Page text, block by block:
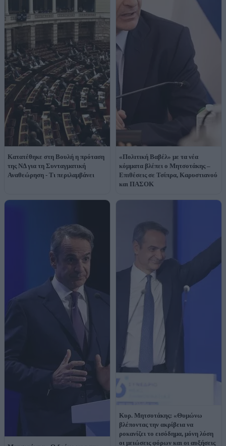
Κατατέθηκε στη Βουλή η πρόταση
της ΝΔ για τη Συνταγματική
Αναθεώρηση - Τι περιλαμβάνει
«Πολιτική Βαβέλ» με τα νέα
κόμματα βλέπει ο Μητσοτάκης –
Επιθέσεις σε Τσίπρα, Καρυστιανού
και ΠΑΣΟΚ
Κυρ. Μητσοτάκης: «Θυμώνω
βλέποντας την ακρίβεια να
ροκανίζει το εισόδημα, μόνη λύση
οι μειώσεις φόρων και οι αυξήσεις